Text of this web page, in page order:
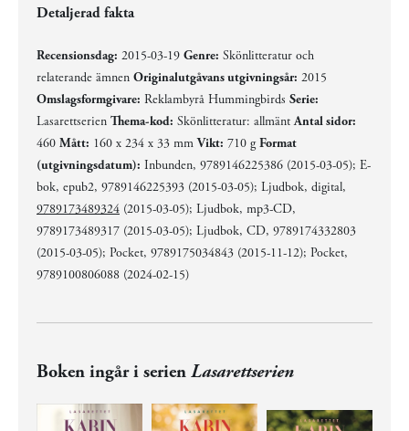
Detaljerad fakta
Recensionsdag: 2015-03-19 Genre: Skönlitteratur och
relaterande ämnen Originalutgåvans utgivningsår: 2015
Omslagsformgivare: Reklambyrå Hummingbirds Serie:
Lasarettserien Thema-kod: Skönlitteratur: allmäntAntal sidor:
460 Mått: 160 x 234 x 33 mmVikt: 710 gFormat
(utgivningsdatum): Inbunden, 9789146225386 (2015-03-05); E-
bok, epub2, 9789146225393 (2015-03-05); Ljudbok, digital,
9789173489324 (2015-03-05); Ljudbok, mp3-CD,
9789173489317 (2015-03-05); Ljudbok, CD, 9789174332803
(2015-03-05); Pocket, 9789175034843 (2015-11-12); Pocket,
9789100806088 (2024-02-15)
Boken ingår i serien Lasarettserien